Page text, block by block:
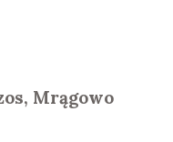
Mrągowo